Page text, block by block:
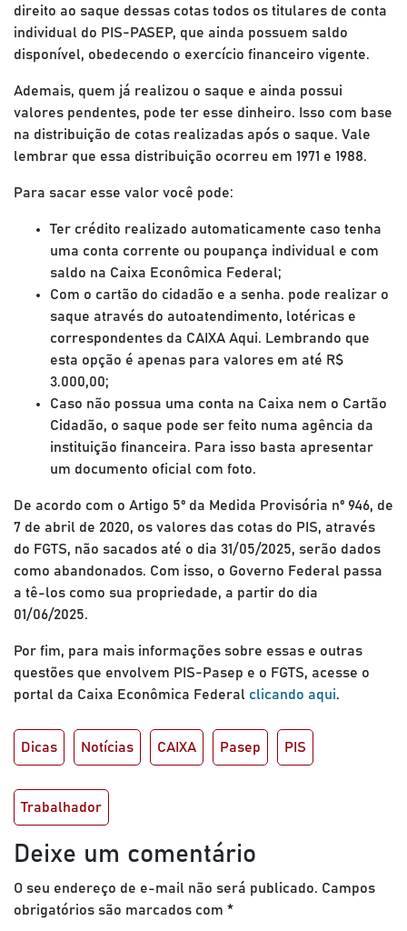
direito ao saque dessas cotas todos os titulares de conta
individual do PIS-PASEP, que ainda possuem saldo
disponível, obedecendo o exercício financeiro vigente.
Ademais, quem já realizou o saque e ainda possui
valores pendentes, pode ter esse dinheiro. Isso com base
na distribuição de cotas realizadas após o saque. Vale
lembrar que essa distribuição ocorreu em 1971 e 1988.
Para sacar esse valor você pode:
Ter crédito realizado automaticamente caso tenha
uma conta corrente ou poupança individual e com
saldo na Caixa Econômica Federal;
Com o cartão do cidadão e a senha. pode realizar o
saque através do autoatendimento, lotéricas e
correspondentes da CAIXA Aqui. Lembrando que
esta opção é apenas para valores em até R$
3.000,00;
Caso não possua uma conta na Caixa nem o Cartão
Cidadão, o saque pode ser feito numa agência da
instituição financeira. Para isso basta apresentar
um documento oficial com foto.
De acordo com o Artigo 5º da Medida Provisória nº 946, de
7 de abril de 2020, os valores das cotas do PIS, através
do FGTS, não sacados até o dia 31/05/2025, serão dados
como abandonados. Com isso, o Governo Federal passa
a tê-los como sua propriedade, a partir do dia
01/06/2025.
Por fim, para mais informações sobre essas e outras
questões que envolvem PIS-Pasep e o FGTS, acesse o
portal da Caixa Econômica Federal clicando aqui.
Dicas Notícias CAIXA Pasep PIS
Trabalhador
Deixe um comentário
O seu endereço de e-mail não será publicado. Campos
obrigatórios são marcados com *